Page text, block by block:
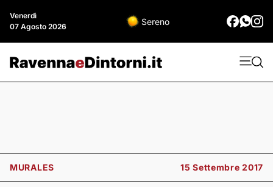
Venerdì
07 Agosto 2026
Sereno
MURALES 15 Settembre 2017